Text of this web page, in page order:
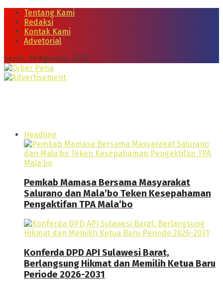
Tentang Kami
Redaksi
Kontak Kami
Advetorial
Senin, 10 Agustus, 2026
Headline
Pemkab Mamasa Bersama Masyarakat
Salurano dan Mala’bo Teken Kesepahaman
Pengaktifan TPA Mala’bo
Konferda DPD API Sulawesi Barat,
Berlangsung Hikmat dan Memilih Ketua Baru
Periode 2026-2031